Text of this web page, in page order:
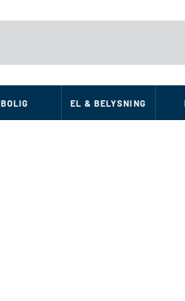
BOLIG EL & BELYSNING